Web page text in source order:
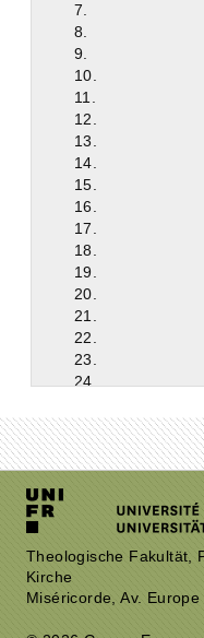
7.
8.
9.
10.
11.
12.
13.
14.
15.
16.
17.
18.
19.
20.
21.
22.
23.
24.
26.
27.
28.
32.
34.
Theologische Fakultät,
Kirche
Miséricorde, Av.